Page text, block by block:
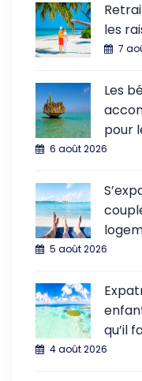
les
7
Les
pour
6 août 2026
5 août 2026
qu’il
4 août 2026